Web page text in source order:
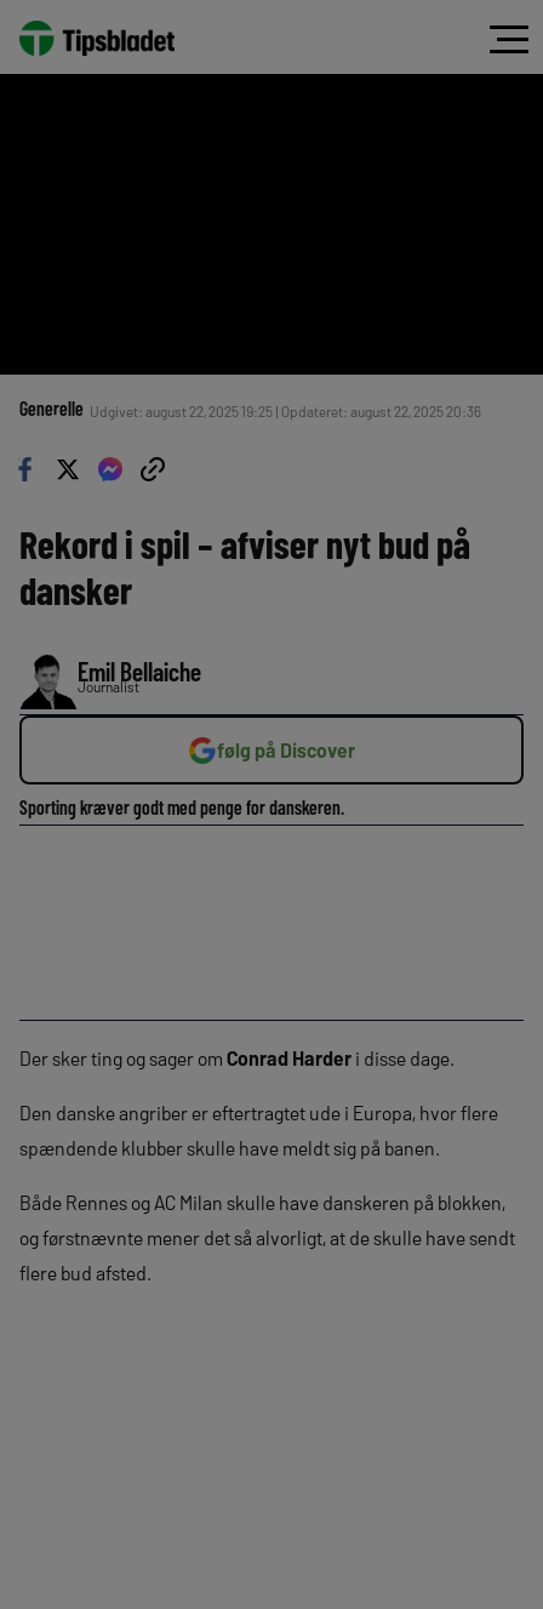
Generelle Udgivet: august 22, 2025 19:25 | Opdateret: august 22, 2025 20:36
Rekord i spil – afviser nyt bud på
dansker
Emil Bellaiche
Journalist
følg på Discover
Sporting kræver godt med penge for danskeren.
Der sker ting og sager om Conrad Harder i disse dage.
Den danske angriber er eftertragtet ude i Europa, hvor flere
spændende klubber skulle have meldt sig på banen.
Både Rennes og AC Milan skulle have danskeren på blokken,
og førstnævnte mener det så alvorligt, at de skulle have sendt
flere bud afsted.